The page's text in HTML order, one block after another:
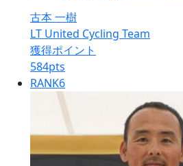
古本 一樹
LT United Cycling Team
獲得ポイント
584pts
RANK6